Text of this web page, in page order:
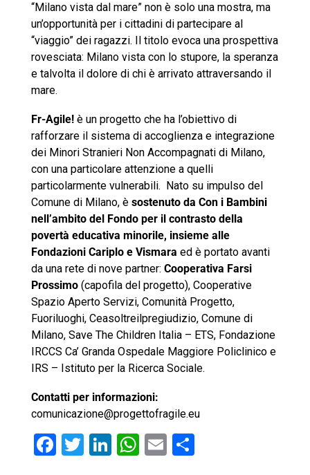
“Milano vista dal mare” non è solo una mostra, ma
un’opportunità per i cittadini di partecipare al
“viaggio” dei ragazzi. Il titolo evoca una prospettiva
rovesciata: Milano vista con lo stupore, la speranza
e talvolta il dolore di chi è arrivato attraversando il
mare.
Fr-Agile! è un progetto che ha l’obiettivo di
rafforzare il sistema di accoglienza e integrazione
dei Minori Stranieri Non Accompagnati di Milano,
con una particolare attenzione a quelli
particolarmente vulnerabili. Nato su impulso del
Comune di Milano, è sostenuto da Con i Bambini
nell’ambito del Fondo per il contrasto della
povertà educativa minorile, insieme alle
Fondazioni Cariplo e Vismara ed è portato avanti
da una rete di nove partner: Cooperativa Farsi
Prossimo (capofila del progetto), Cooperative
Spazio Aperto Servizi, Comunità Progetto,
Fuoriluoghi, Ceasoltreilpregiudizio, Comune di
Milano, Save The Children Italia – ETS, Fondazione
IRCCS Ca’ Granda Ospedale Maggiore Policlinico e
IRS – Istituto per la Ricerca Sociale.
Contatti per informazioni:
comunicazione@progettofragile.eu
F T Li W E C